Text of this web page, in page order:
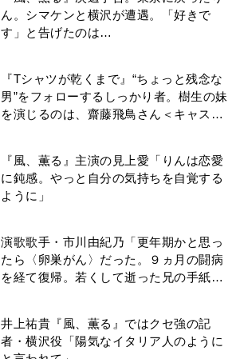
『Tシャツが乾くまで』“ちょっと残念な
を演じるのは、齋藤飛鳥さん＜キャスト
紹介＞
『風、薫る』主演の見上愛「りんは恋愛
ように」
演歌歌手・市川由紀乃「更年期かと思っ
を経て復帰。若くして逝った兄の手紙を
今も支えに」【2026上半期BEST】
井上祐貴『風、薫る』ではクセ強の記
と言われて」